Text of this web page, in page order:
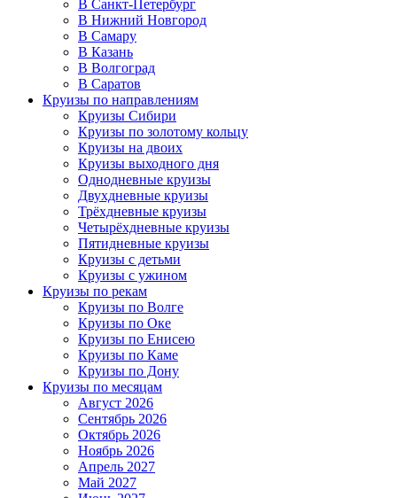
В Санкт-Петербург
В Нижний Новгород
В Самару
В Казань
В Волгоград
В Саратов
Круизы по направлениям
Круизы Сибири
Круизы по золотому кольцу
Круизы на двоих
Круизы выходного дня
Однодневные круизы
Двухдневные круизы
Трёхдневные круизы
Четырёхдневные круизы
Пятидневные круизы
Круизы с детьми
Круизы с ужином
Круизы по рекам
Круизы по Волге
Круизы по Оке
Круизы по Енисею
Круизы по Каме
Круизы по Дону
Круизы по месяцам
Август 2026
Сентябрь 2026
Октябрь 2026
Ноябрь 2026
Апрель 2027
Май 2027